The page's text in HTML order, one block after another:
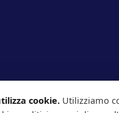
cookie. Utilizziamo